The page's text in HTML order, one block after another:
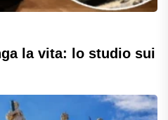
la vita: lo studio sui